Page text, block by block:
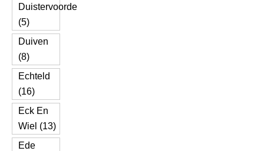
Duistervoorde
(5)
Duiven
(8)
Echteld
(16)
Eck En
Wiel (13)
Ede